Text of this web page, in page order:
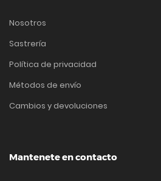
Nosotros
Sastrería
Política de privacidad
Métodos de envío
Cambios y devoluciones
Mantenete en contacto